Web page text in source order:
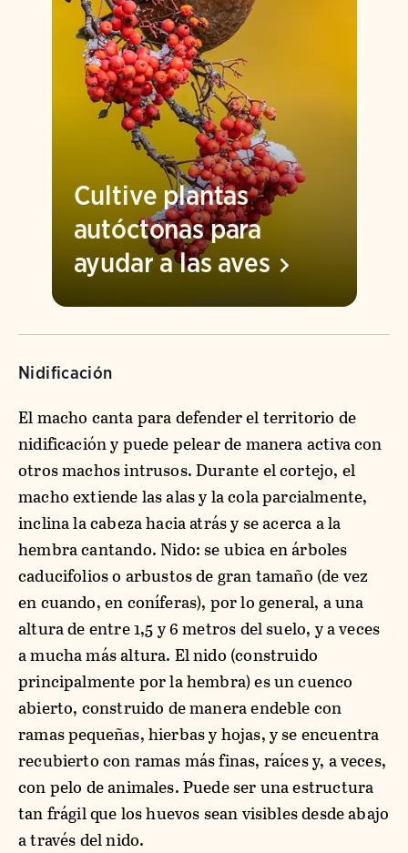
Cultive plantas
autóctonas para
ayudar a las aves
Nidificación
El macho canta para defender el territorio de
nidificación y puede pelear de manera activa con
otros machos intrusos. Durante el cortejo, el
macho extiende las alas y la cola parcialmente,
inclina la cabeza hacia atrás y se acerca a la
hembra cantando. Nido: se ubica en árboles
caducifolios o arbustos de gran tamaño (de vez
en cuando, en coníferas), por lo general, a una
altura de entre 1,5 y 6 metros del suelo, y a veces
a mucha más altura. El nido (construido
principalmente por la hembra) es un cuenco
abierto, construido de manera endeble con
ramas pequeñas, hierbas y hojas, y se encuentra
recubierto con ramas más finas, raíces y, a veces,
con pelo de animales. Puede ser una estructura
tan frágil que los huevos sean visibles desde abajo
a través del nido.